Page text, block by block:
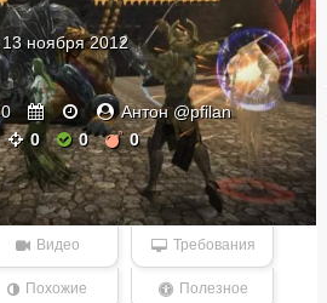
13 ноября 2012
0
Антон @pfilan
0 0 0
Видео Требования
Похожие Полезное